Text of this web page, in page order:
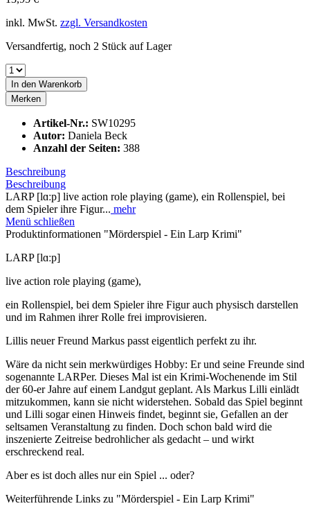
inkl. MwSt. zzgl. Versandkosten
Versandfertig, noch 2 Stück auf Lager
In den Warenkorb
Merken
Artikel-Nr.: SW10295
Autor: Daniela Beck
Anzahl der Seiten: 388
Beschreibung
Beschreibung
LARP [lɑːp] live action role playing (game), ein Rollenspiel, bei
dem Spieler ihre Figur... mehr
Menü schließen
Produktinformationen "Mörderspiel - Ein Larp Krimi"
LARP [lɑːp]
live action role playing (game),
ein Rollenspiel, bei dem Spieler ihre Figur auch physisch darstellen
und im Rahmen ihrer Rolle frei improvisieren.
Lillis neuer Freund Markus passt eigentlich perfekt zu ihr.
Wäre da nicht sein merkwürdiges Hobby: Er und seine Freunde sind
sogenannte LARPer. Dieses Mal ist ein Krimi-Wochenende im Stil
der 60-er Jahre auf einem Landgut geplant. Als Markus Lilli einlädt
mitzukommen, kann sie nicht widerstehen. Sobald das Spiel beginnt
und Lilli sogar einen Hinweis findet, beginnt sie, Gefallen an der
seltsamen Veranstaltung zu finden. Doch schon bald wird die
inszenierte Zeitreise bedrohlicher als gedacht – und wirkt
erschreckend real.
Aber es ist doch alles nur ein Spiel ... oder?
Weiterführende Links zu "Mörderspiel - Ein Larp Krimi"